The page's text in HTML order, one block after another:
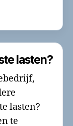
lasten?
lasten?
te